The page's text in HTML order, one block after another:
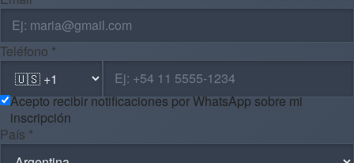
Teléfono *
Acepto recibir notificaciones por WhatsApp sobre mi
inscripción
País *